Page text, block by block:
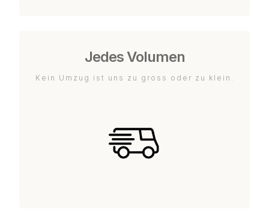
Jedes Volumen
Kein Umzug ist uns zu gross oder zu klein.